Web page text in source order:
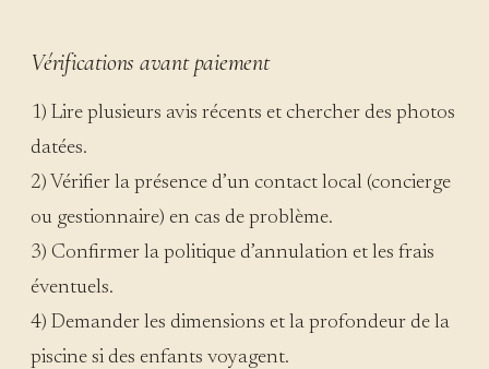
Vérifications avant paiement
1) Lire plusieurs avis récents et chercher des photos
datées.
2) Vérifier la présence d’un contact local (concierge
ou gestionnaire) en cas de problème.
3) Confirmer la politique d’annulation et les frais
éventuels.
4) Demander les dimensions et la profondeur de la
piscine si des enfants voyagent.